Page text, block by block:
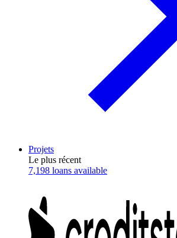
Projets
Le plus récent
7,198 loans available